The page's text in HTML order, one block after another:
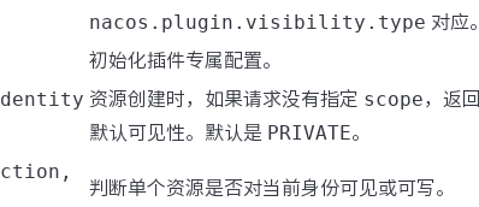
nacos.plugin.visibility.type 对应。
初始化插件专属配置。
资源创建时，如果请求没有指定 scope，返回
默认可见性。默认是 PRIVATE。
判断单个资源是否对当前身份可见或可写。